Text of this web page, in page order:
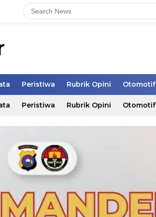
Peristiwa Rubrik Opini Otomotif
Peristiwa Rubrik Opini Otomotif